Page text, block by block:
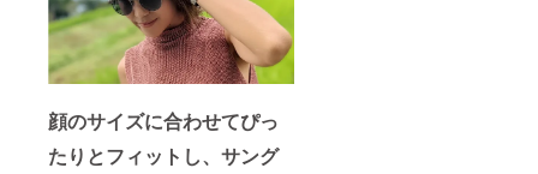
顔のサイズに合わせてぴっ
たりとフィットし、サング